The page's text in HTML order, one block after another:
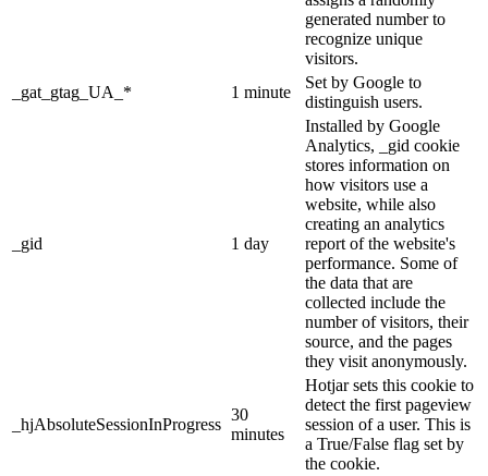
generated number to
recognize unique
visitors.
_gat_gtag_UA_*
1 minute
Set by Google to
distinguish users.
_gid 1 day
Installed by Google
Analytics, _gid cookie
stores information on
how visitors use a
website, while also
creating an analytics
report of the website's
performance. Some of
the data that are
collected include the
number of visitors, their
source, and the pages
they visit anonymously.
_hjAbsoluteSessionInProgress
30
minutes
Hotjar sets this cookie to
detect the first pageview
session of a user. This is
a True/False flag set by
the cookie.